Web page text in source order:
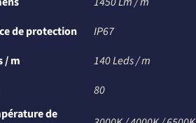
de protection
IP67
/ m
140 Leds / m
80
de